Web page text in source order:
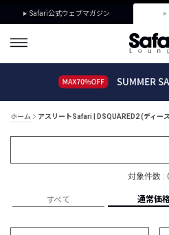
Safari公式ウェブマガジン
ホーム アスリートSafari | DSQUARED2 (ディー
対象件数 :
すべて 通常価